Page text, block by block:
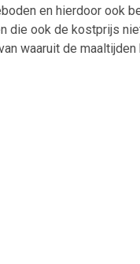
en hierdoor ook
die ook de kostprijs
waaruit de